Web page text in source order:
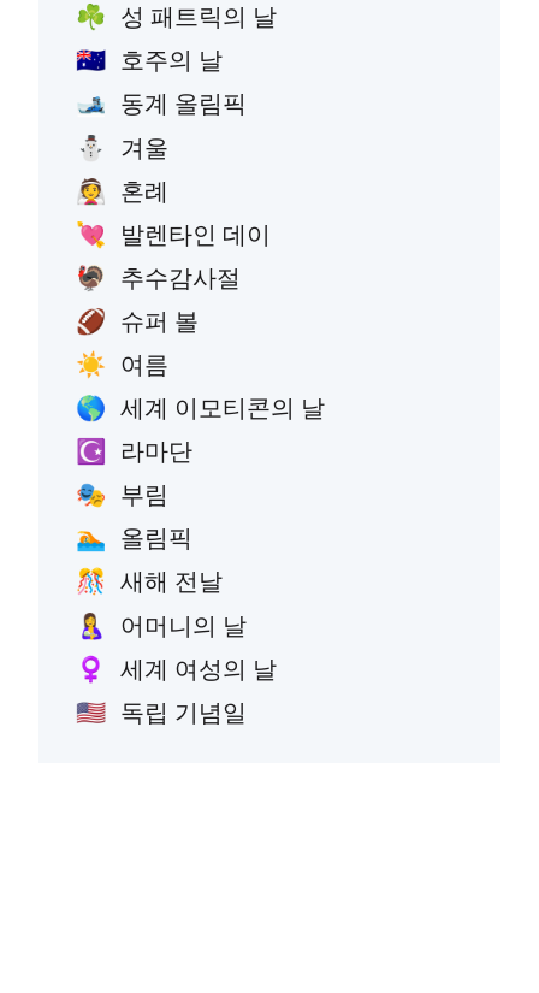
☘️ 성 패트릭의 날
🇦🇺 호주의 날
🎿 동계 올림픽
⛄ 겨울
👰 혼례
💘 발렌타인 데이
🦃 추수감사절
🏈 슈퍼 볼
☀️ 여름
🌎 세계 이모티콘의 날
☪️ 라마단
🎭 부림
🏊 올림픽
🎊 새해 전날
🤱 어머니의 날
♀️ 세계 여성의 날
🇺🇸 독립 기념일